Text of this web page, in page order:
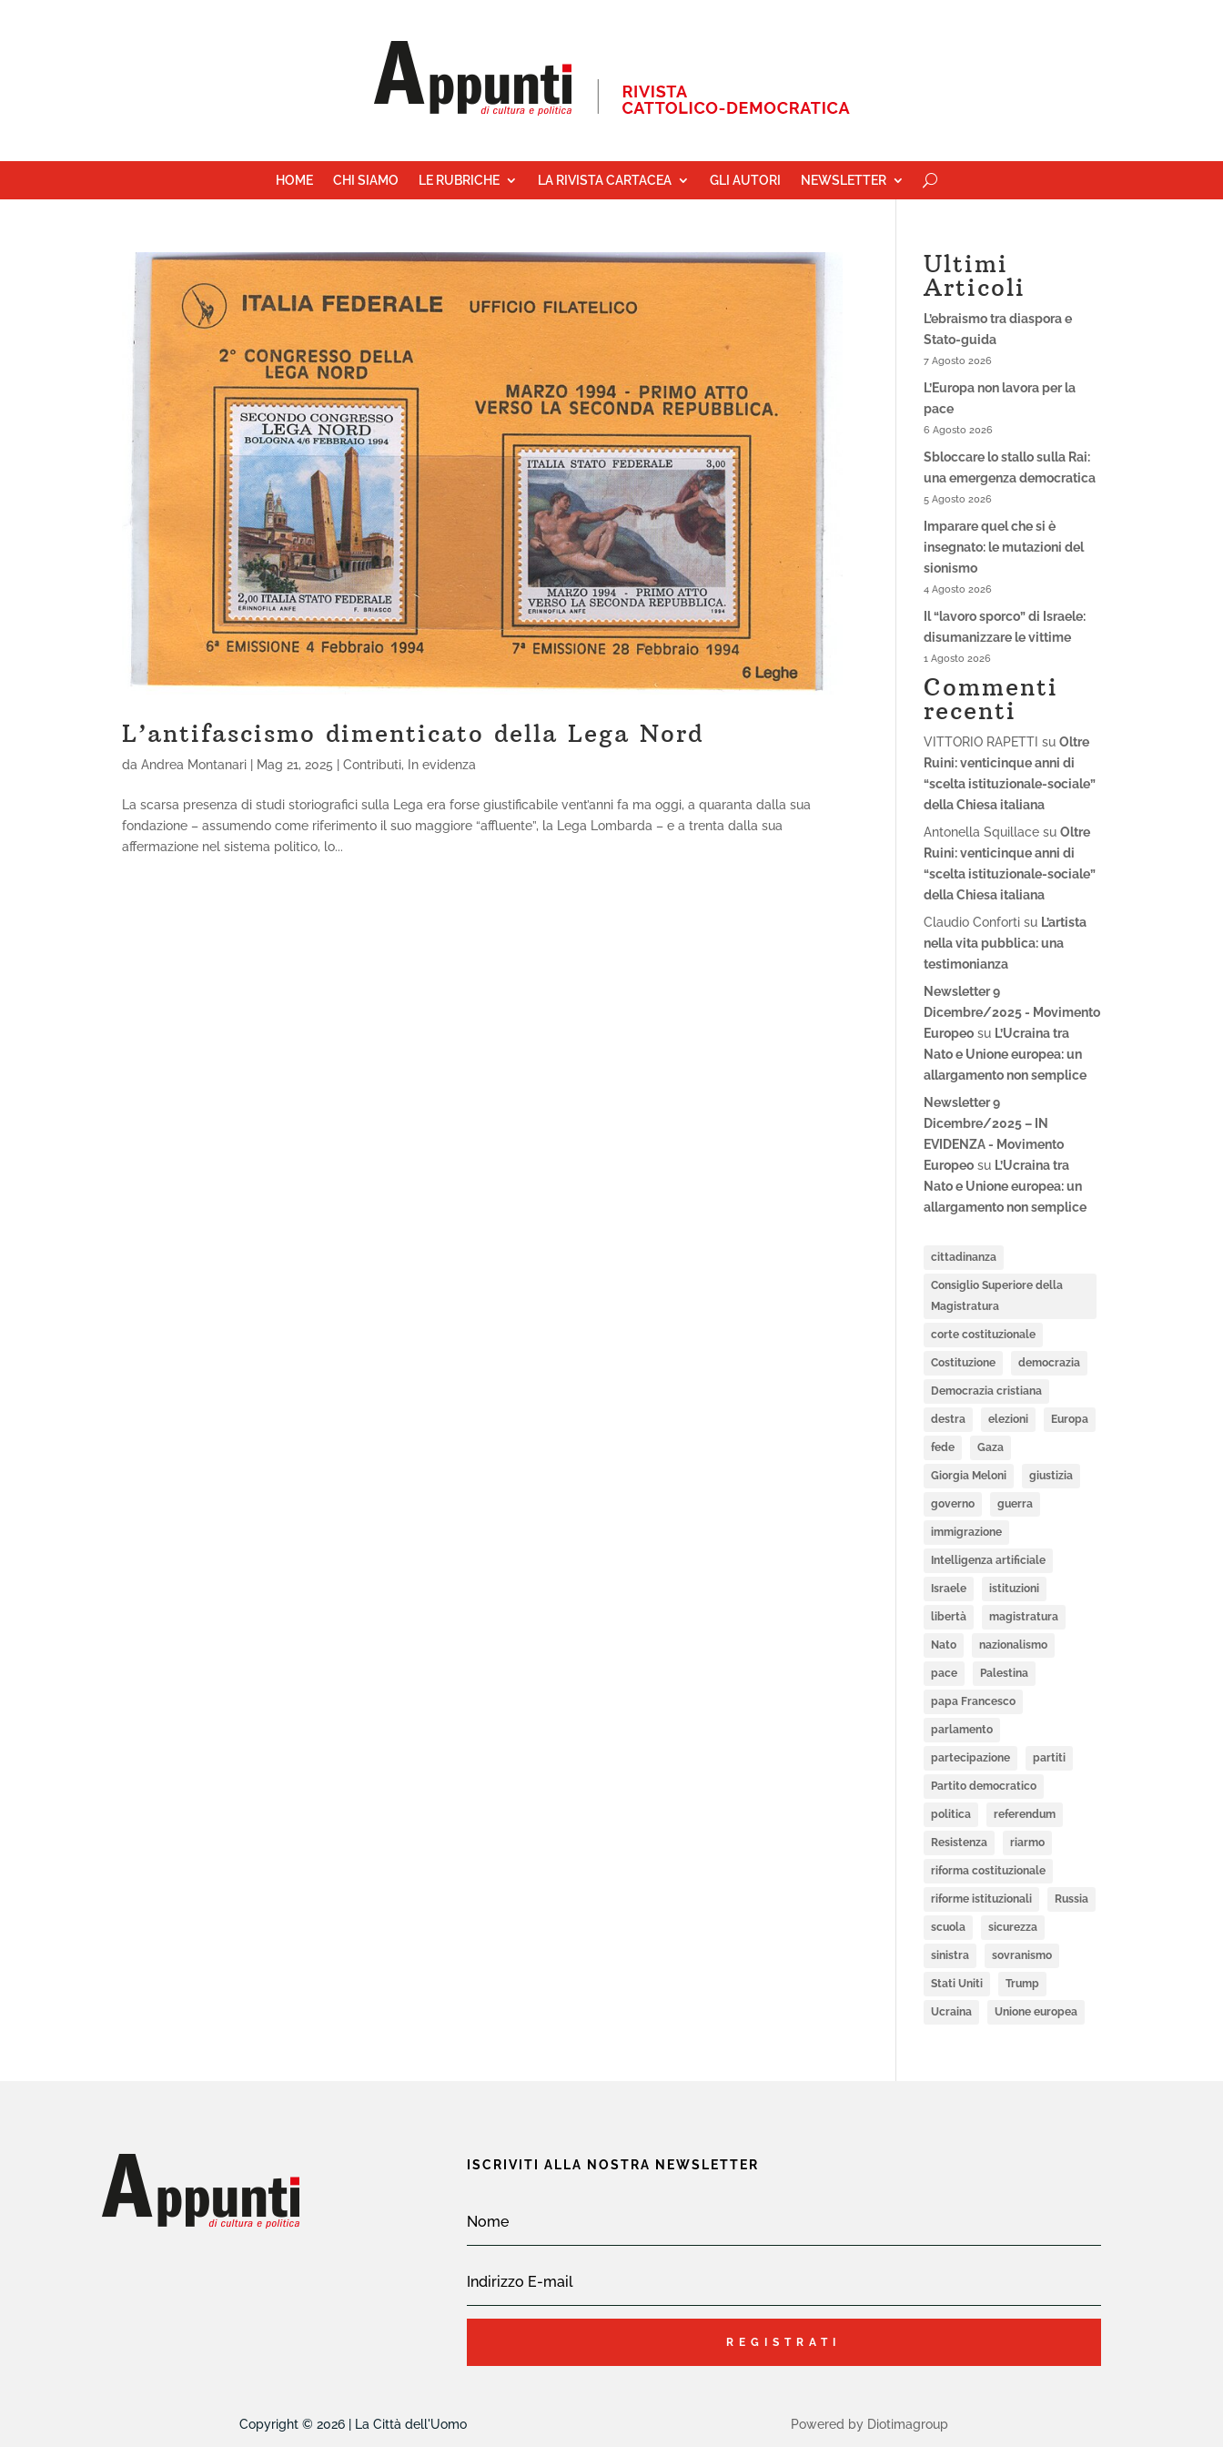
HOME CHI SIAMO LE RUBRICHE LA RIVISTA CARTACEA GLI AUTORI NEWSLETTER
L’antifascismo dimenticato della Lega Nord
daAndrea Montanari Mag 21, 2025 |Contributi, In evidenza
La scarsa presenza di studi storiografici sulla Lega era forse giustificabile vent’anni fa ma oggi, a quaranta dalla sua
fondazione – assumendo come riferimento il suo maggiore “affluente”, la Lega Lombarda – e a trenta dalla sua
affermazione nel sistema politico, lo...
Ultimi
Articoli
L’ebraismo tra diaspora e
Stato-guida
7 Agosto 2026
L’Europa non lavora per la
pace
6 Agosto 2026
Sbloccare lo stallo sulla Rai:
una emergenza democratica
5 Agosto 2026
Imparare quel che si è
insegnato: le mutazioni del
sionismo
4 Agosto 2026
Il “lavoro sporco” di Israele:
disumanizzare le vittime
1 Agosto 2026
Commenti
recenti
VITTORIO RAPETTI suOltre
Ruini: venticinque anni di
“scelta istituzionale-sociale”
della Chiesa italiana
Antonella Squillace suOltre
Ruini: venticinque anni di
“scelta istituzionale-sociale”
della Chiesa italiana
Claudio Conforti su L’artista
nella vita pubblica: una
testimonianza
Newsletter 9
Dicembre/2025 - Movimento
Europeo su L’Ucraina tra
Nato e Unione europea: un
allargamento non semplice
Newsletter 9
Dicembre/2025 – IN
EVIDENZA - Movimento
Europeo su L’Ucraina tra
Nato e Unione europea: un
allargamento non semplice
cittadinanza
Consiglio Superiore della
Magistratura
corte costituzionale
Costituzione democrazia
Democrazia cristiana
destra elezioni Europa
fede Gaza
Giorgia Meloni giustizia
governo guerra
immigrazione
Intelligenza artificiale
Israele istituzioni
libertà magistratura
Nato nazionalismo
pace Palestina
papa Francesco
parlamento
partecipazione partiti
Partito democratico
politica referendum
Resistenza riarmo
riforma costituzionale
riforme istituzionali Russia
scuola sicurezza
sinistra sovranismo
Stati Uniti Trump
Ucraina Unione europea
ISCRIVITI ALLA NOSTRA NEWSLETTER
REGISTRATI
Copyright © 2026 | La Città dell'Uomo Powered by Diotimagroup